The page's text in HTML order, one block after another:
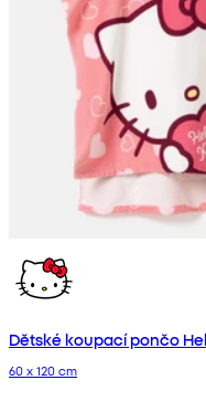
Dětské koupací pončo
60 x 120 cm